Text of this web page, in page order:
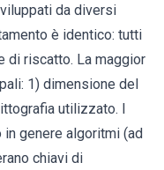
da diversi
è identico: tutti
di riscatto. La maggior
1) dimensione del
utilizzato. I
genere algoritmi (ad
chiavi di